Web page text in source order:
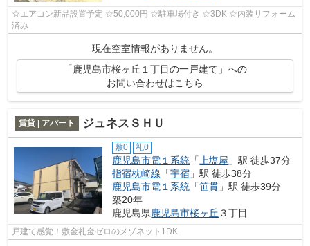
☆エアコン新品設置予定 ☆50,000円 ☆駐車場付き ☆3DK ☆内装リフォーム
済み
現在空室情報がありません。
「鹿児島市桜ヶ丘１丁目の一戸建て」への
お問い合わせはこちら
賃貸 | アパート ジュネスＳＨＵ
敷0 礼0
鹿児島市電１系統 「 上塩屋 」駅 徒歩37分
指宿枕崎線 「宇宿 」駅 徒歩38分
鹿児島市電１系統 「笹貫 」駅 徒歩39分
築20年
鹿児島県鹿児島市桜ヶ丘 ３丁目
戸建て感覚！敷金礼金ゼロのメゾネット1DK